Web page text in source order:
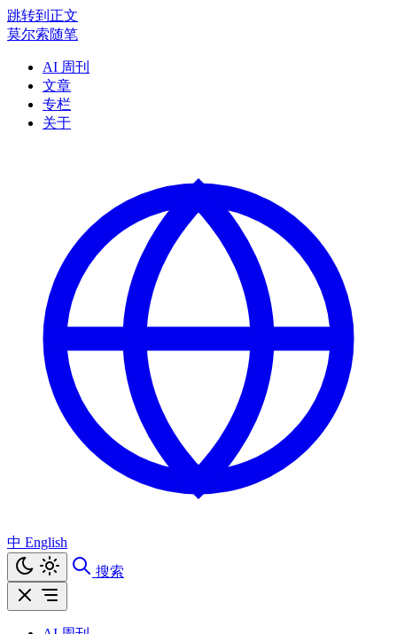
跳转到正文
莫尔索随笔
AI 周刊
文章
专栏
关于
中 English
搜索